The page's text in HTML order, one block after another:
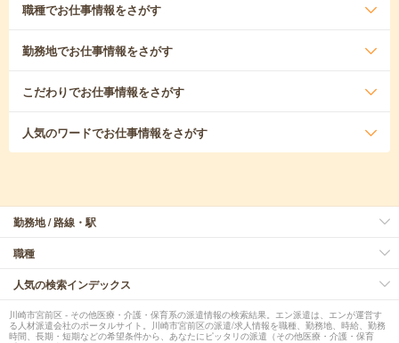
職種でお仕事情報をさがす
勤務地でお仕事情報をさがす
こだわりでお仕事情報をさがす
人気のワードでお仕事情報をさがす
勤務地 / 路線・駅
職種
人気の検索インデックス
川崎市宮前区 - その他医療・介護・保育系の派遣情報の検索結果。エン派遣は、エンが運営す
る人材派遣会社のポータルサイト。川崎市宮前区の派遣/求人情報を職種、勤務地、時給、勤務
時間、長期・短期などの希望条件から、あなたにピッタリの派遣（その他医療・介護・保育